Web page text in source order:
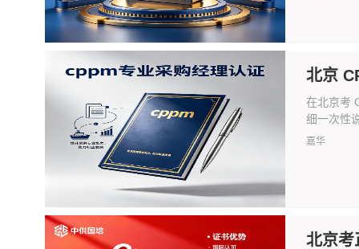
北京
在北京考
细一次性
嘉华
北京考